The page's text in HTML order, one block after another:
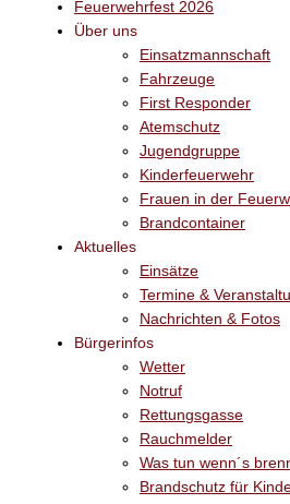
Feuerwehrfest 2026
Über uns
Einsatzmannschaft
Fahrzeuge
First Responder
Atemschutz
Jugendgruppe
Kinderfeuerwehr
Frauen in der
Brandcontainer
Aktuelles
Einsätze
Termine &
Nachrichten & Fotos
Bürgerinfos
Wetter
Notruf
Rettungsgasse
Rauchmelder
Was tun wenn´s
Brandschutz für